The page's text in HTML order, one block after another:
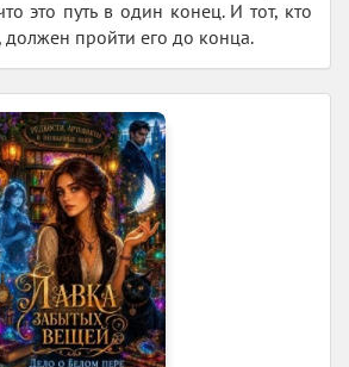
это путь в один конец. И тот, кто
должен пройти его до конца.